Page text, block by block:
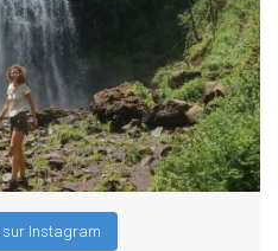
sur Instagram